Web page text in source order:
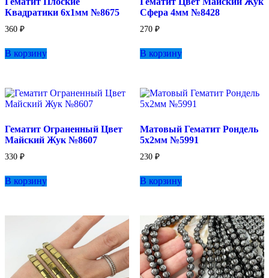
Квадратики 6х1мм №8675
360 ₽
В корзину
Сфера 4мм №8428
270 ₽
В корзину
Гематит Ограненный Цвет
Майский Жук №8607
330 ₽
В корзину
Матовый Гематит Рондель
5х2мм №5991
230 ₽
В корзину